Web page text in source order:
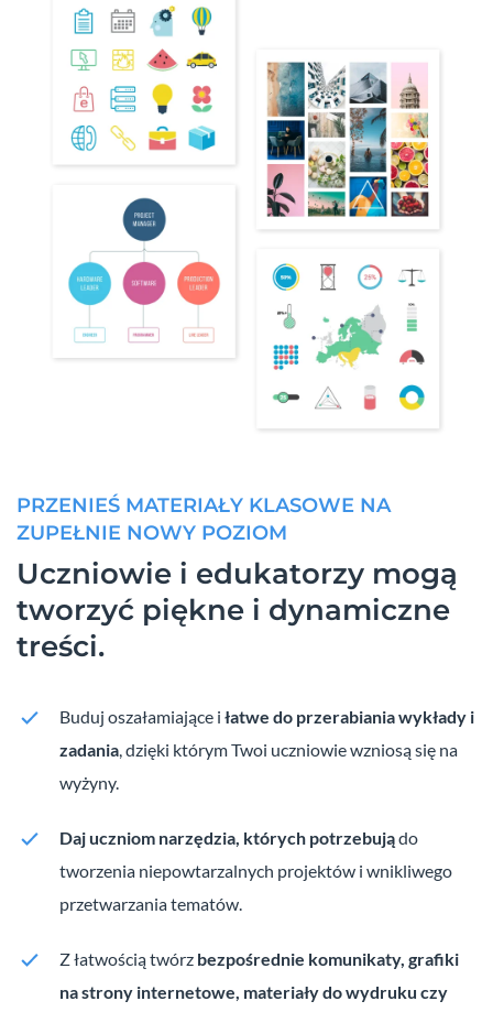
PRZENIEŚ MATERIAŁY KLASOWE NA
ZUPEŁNIE NOWY POZIOM
Uczniowie i edukatorzy mogą
tworzyć piękne i dynamiczne
treści.
Buduj oszałamiające i łatwe do przerabiania wykłady i
zadania, dzięki którym Twoi uczniowie wzniosą się na
wyżyny.
Daj uczniom narzędzia, których potrzebujądo
tworzenia niepowtarzalnych projektów i wnikliwego
przetwarzania tematów.
Z łatwością twórz bezpośrednie komunikaty, grafiki
na strony internetowe, materiały do wydruku czy